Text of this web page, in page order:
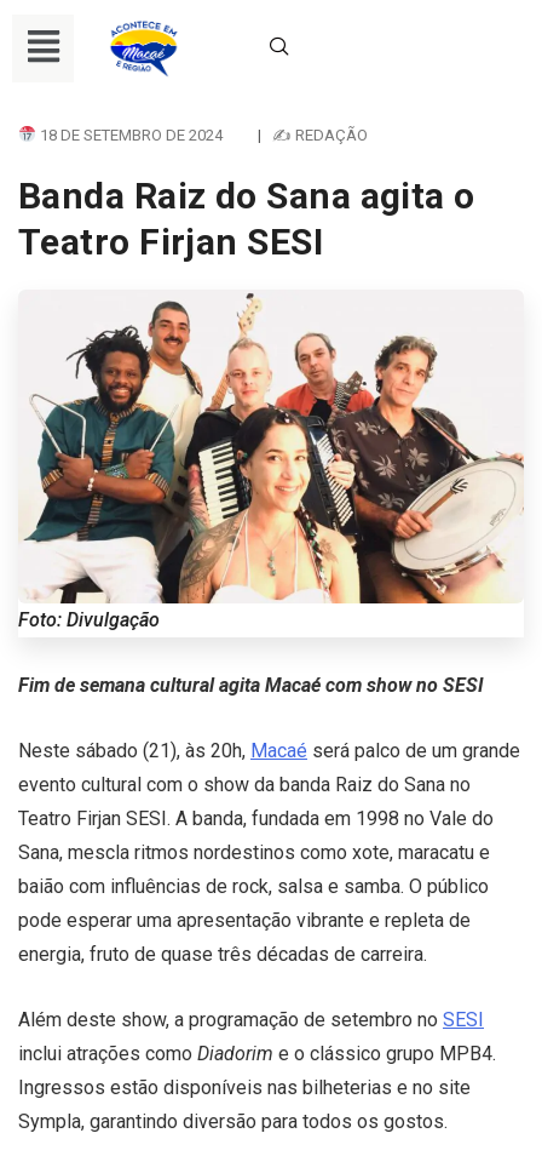
18 DE SETEMBRO DE 2024 | ✍ REDAÇÃO
Banda Raiz do Sana agita o
Teatro Firjan SESI
Foto: Divulgação
Fim de semana cultural agita Macaé com show no SESI
Neste sábado (21), às 20h, Macaé será palco de um grande
evento cultural com o show da banda Raiz do Sana no
Teatro Firjan SESI. A banda, fundada em 1998 no Vale do
Sana, mescla ritmos nordestinos como xote, maracatu e
baião com influências de rock, salsa e samba. O público
pode esperar uma apresentação vibrante e repleta de
energia, fruto de quase três décadas de carreira.
Além deste show, a programação de setembro no SESI
inclui atrações como Diadorim e o clássico grupo MPB4.
Ingressos estão disponíveis nas bilheterias e no site
Sympla, garantindo diversão para todos os gostos.